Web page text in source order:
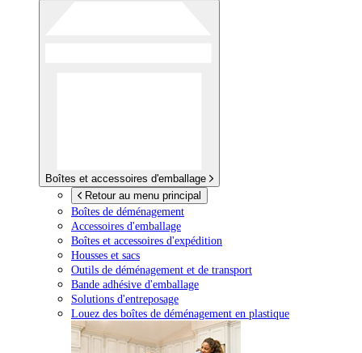
Boîtes et accessoires d'emballage
Retour au menu principal
Boîtes de déménagement
Accessoires d'emballage
Boîtes et accessoires d'expédition
Housses et sacs
Outils de déménagement et de transport
Bande adhésive d'emballage
Solutions d'entreposage
Louez des boîtes de déménagement en plastique